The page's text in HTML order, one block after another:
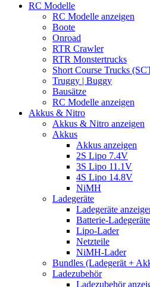
RC Modelle
RC Modelle anzeigen
Boote
Onroad
RTR Crawler
RTR Monstertrucks
Short Course Trucks
Truggy | Buggy
Bausätze
RC Modelle anzeigen
Akkus & Nitro
Akkus & Nitro anzeigen
Akkus
Akkus anzeigen
2S Lipo 7.4V
3S Lipo 11.1V
4S Lipo 14.8V
NiMH
Ladegeräte
Ladegeräte
Batterie-Ladegeräte
Lipo-Lader
Netzteile
NiMH-Lader
Bundles (Ladegerät +
Ladezubehör
Ladezubehör